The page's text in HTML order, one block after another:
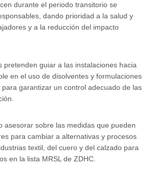
durante el periodo transitorio se
dando prioridad a la salud y
y a la reducción del impacto
pretenden guiar a las instalaciones hacia
en el uso de disolventes y formulaciones
garantizar un control adecuado de las
asesorar sobre las medidas que pueden
para cambiar a alternativas y procesos
textil, del cuero y del calzado para
en la lista MRSL de ZDHC.